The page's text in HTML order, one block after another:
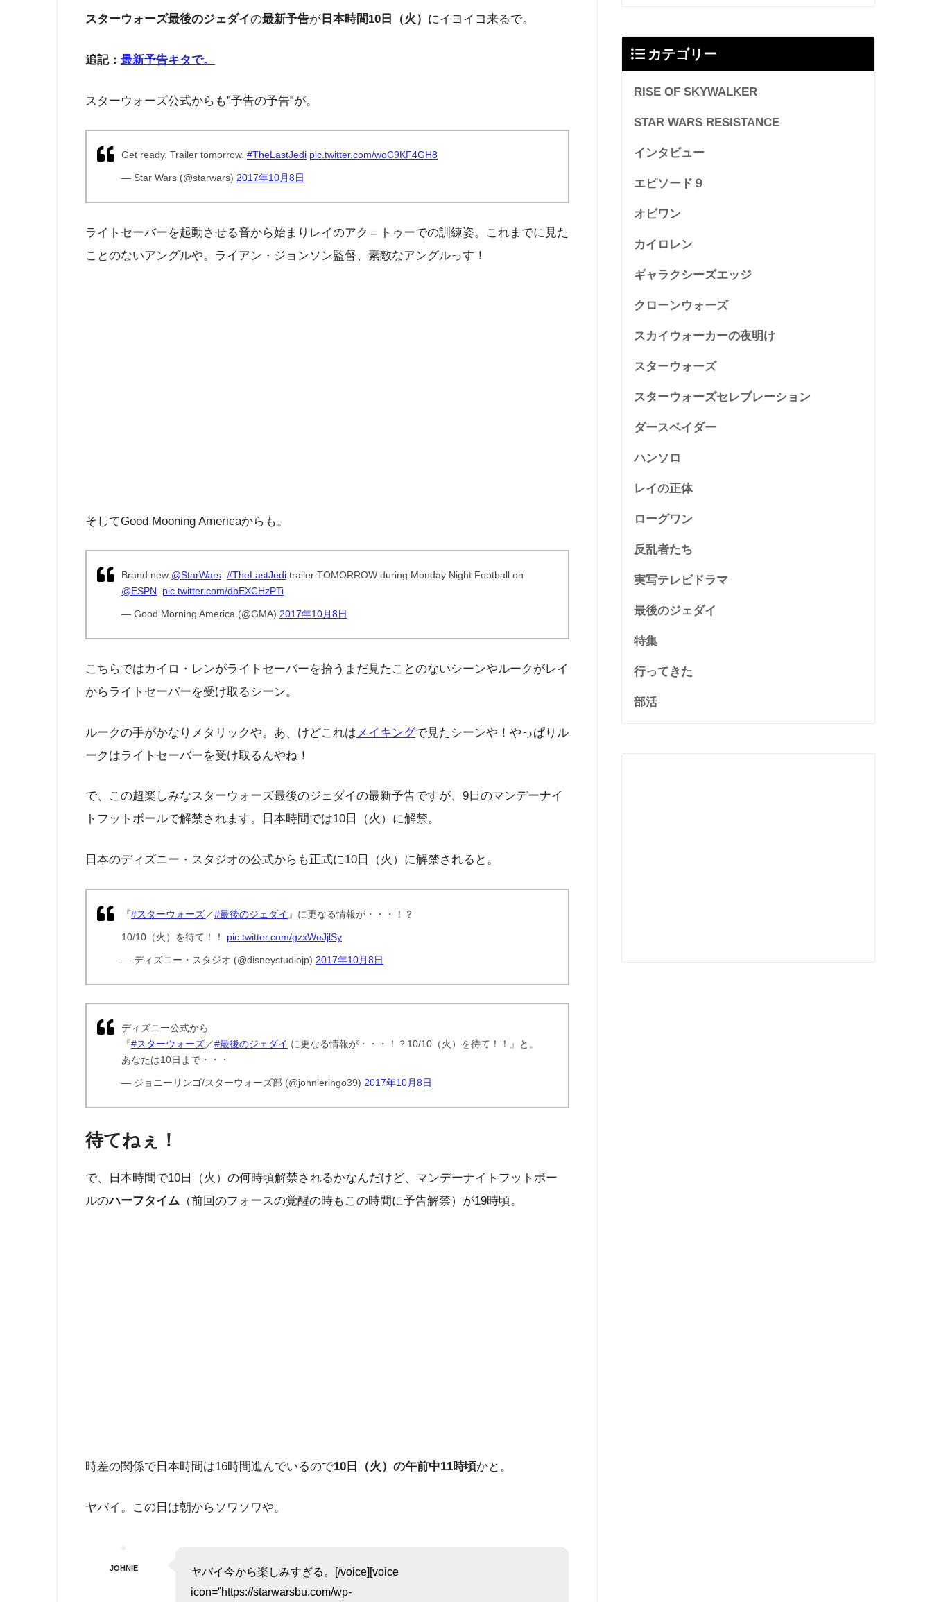
スターウォーズ最後のジェダイの最新予告が 日本時間10日（火） にイヨイヨ来るで。
追記： 最新予告キタで。
スターウォーズ公式からも”予告の予告”が。
Get ready. Trailer tomorrow. #TheLastJedi pic.twitter.com/woC9KF4GH8
— Star Wars (@starwars) 2017年10月8日
ライトセーバーを起動させる音から始まりレイのアク＝トゥーでの訓練姿。これまでに見た
ことのないアングルや。ライアン・ジョンソン監督、素敵なアングルっす！
そしてGood Mooning Americaからも。
Brand new @StarWars: #TheLastJedi trailer TOMORROW during Monday Night Football on
@ESPN . pic.twitter.com/dbEXCHzPTi
— Good Morning America (@GMA) 2017年10月8日
こちらではカイロ・レンがライトセーバーを拾うまだ見たことのないシーンやルークがレイ
からライトセーバーを受け取るシーン。
ルークの手がかなりメタリックや。あ、けどこれは メイキングで見たシーンや！やっぱりル
ークはライトセーバーを受け取るんやね！
で、この超楽しみなスターウォーズ最後のジェダイの最新予告ですが、9日のマンデーナイ
トフットボールで解禁されます。日本時間では10日（火）に解禁。
日本のディズニー・スタジオの公式からも正式に10日（火）に解禁されると。
『#スターウォーズ ／#最後のジェダイ 』に更なる情報が・・・！？
10/10（火）を待て！！ pic.twitter.com/gzxWeJjlSy
— ディズニー・スタジオ (@disneystudiojp) 2017年10月8日
ディズニー公式から
『#スターウォーズ／#最後のジェダイ に更なる情報が・・・！？10/10（火）を待て！！』と。
あなたは10日まで・・・
— ジョニーリンゴ/スターウォーズ部 (@johnieringo39) 2017年10月8日
待てねぇ！
で、日本時間で10日（火）の何時頃解禁されるかなんだけど、マンデーナイトフットボー
ルのハーフタイム （前回のフォースの覚醒の時もこの時間に予告解禁）が19時頃。
時差の関係で日本時間は16時間進んでいるので10日（火）の午前中11時頃かと。
ヤバイ。この日は朝からソワソワや。
JOHNIE
ヤバイ今から楽しみすぎる。[/voice][voice
icon=”https://starwarsbu.com/wp-
カテゴリー
RISE OF SKYWALKER
STAR WARS RESISTANCE
インタビュー
エピソード９
オビワン
カイロレン
ギャラクシーズエッジ
クローンウォーズ
スカイウォーカーの夜明け
スターウォーズ
スターウォーズセレブレーション
ダースベイダー
ハンソロ
レイの正体
ローグワン
反乱者たち
実写テレビドラマ
最後のジェダイ
特集
行ってきた
部活